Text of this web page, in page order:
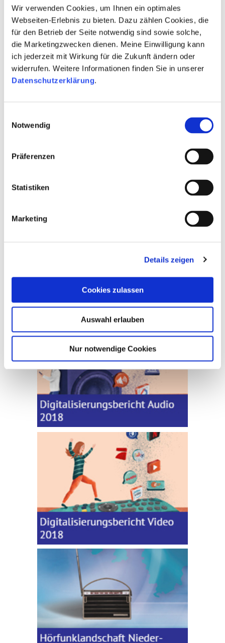
Wir verwenden Cookies, um Ihnen ein optimales
Webseiten-Erlebnis zu bieten. Dazu zählen Cookies, die
für den Betrieb der Seite notwendig sind sowie solche,
die Marketingzwecken dienen. Meine Einwilligung kann
ich jederzeit mit Wirkung für die Zukunft ändern oder
widerrufen. Weitere Informationen finden Sie in unserer
Datenschutzerklärung.
Notwendig
Präferenzen
Statistiken
Marketing
Details zeigen
Cookies zulassen
Auswahl erlauben
Nur notwendige Cookies